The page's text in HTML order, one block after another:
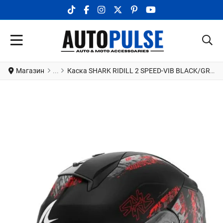
TIKTOK SOCIAL LINK
FACEBOOK SOCIAL LINK
INSTAGRAM SOCIAL LINK
X.COM SOCIAL LINK
PINTEREST SOCIAL LINK
YOUTUBE SOCIAL
Магазин Каска SHARK RIDILL 2 SPEED-VIB BLACK/GREY/ORANGE